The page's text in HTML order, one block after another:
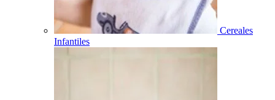
Cereales
Infantiles